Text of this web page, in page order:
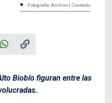
Fotografía: Archivo | Contexto
Biobío figuran entre las